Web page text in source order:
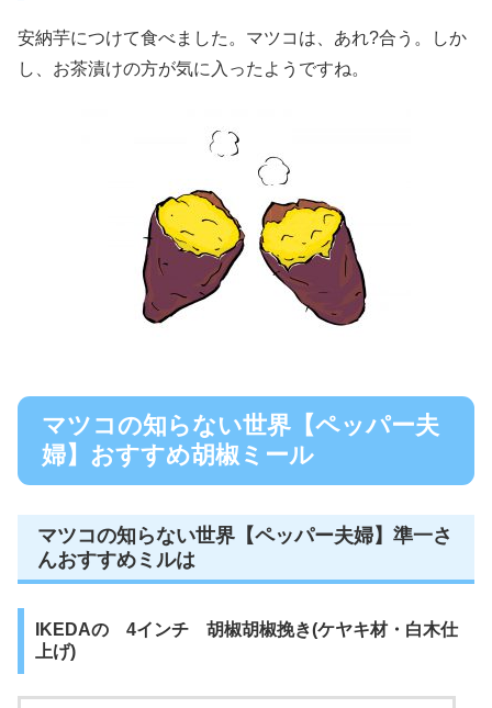
安納芋につけて食べました。マツコは、あれ?合う。しか
し、お茶漬けの方が気に入ったようですね。
マツコの知らない世界【ペッパー夫
婦】おすすめ胡椒ミール
マツコの知らない世界【ペッパー夫婦】準一さ
んおすすめミルは
IKEDAの 4インチ 胡椒胡椒挽き(ケヤキ材・白木仕
上げ)